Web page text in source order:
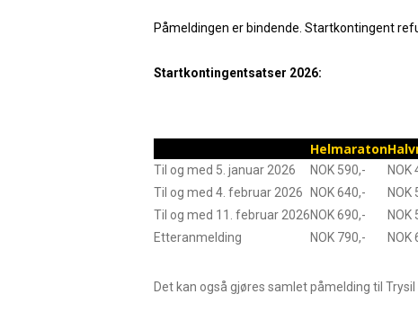
Påmeldingen er bindende. Startkontingent
Startkontingentsatser 2026:
Helmaraton
Til og med 5. januar 2026 NOK 590,-
NOK
Til og med 4. februar 2026
NOK 640,-
NOK
Til og med 11. februar 2026NOK 690,- NOK
Etteranmelding
NOK 790,- NOK
Det kan også gjøres samlet påmelding til